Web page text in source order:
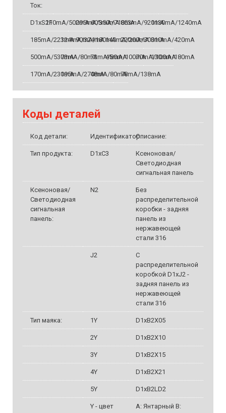
Ток:
D1xS2F110mA/500mA295mA/350mA
605mA/710mA853mA/920mA1130mA/1240mA
185mA/221mA324mA/324mA
90mA/180mA140mA/200mA
220mA/300mA310mA/420mA
500mA/530mA73mA/80mA73mA/80mA
45mA/100mA70mA/100mA
130mA/180mA
170mA/230mA195mA/270mA48mA/80mA78mA/138mA
Коды деталей
Код детали: Идентификатор:Описание:
Тип продукта: D1xC3
Ксеноновая/
Светодиодная
сигнальная панель
Ксеноновая/
Светодиодная
сигнальная
панель:
N2
Без
распределительной
коробки - задняя
панель из
нержавеющей
стали 316
J2
С
распределительной
коробкой D1xJ2 -
задняя панель из
нержавеющей
стали 316
Тип маяка: 1Y D1xB2X05
2Y D1xB2X10
3Y D1xB2X15
4Y D1xB2X21
5Y D1xB2LD2
Y - цвет
A: Янтарный B: